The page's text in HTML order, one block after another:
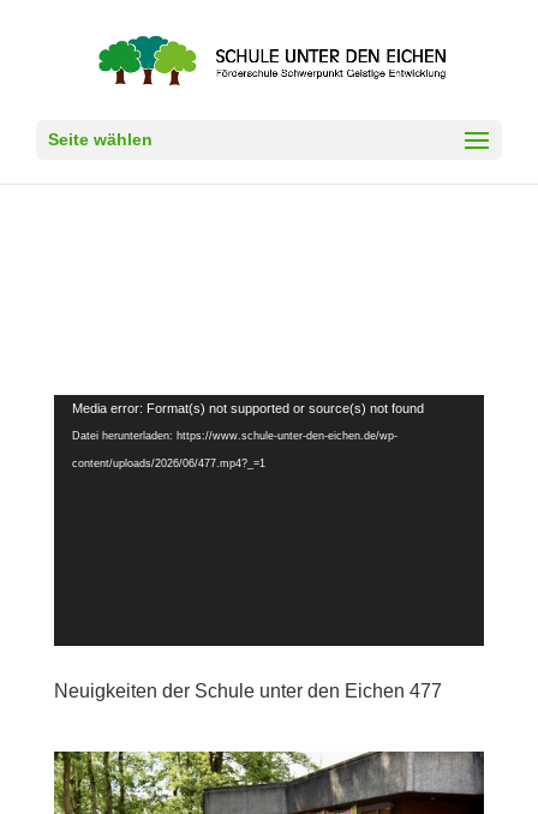
Seite wählen
Video-
Player
Media error: Format(s) not supported or source(s) not found
Datei herunterladen: https://www.schule-unter-den-eichen.de/wp-
content/uploads/2026/06/477.mp4?_=1
Neuigkeiten der Schule unter den Eichen 477